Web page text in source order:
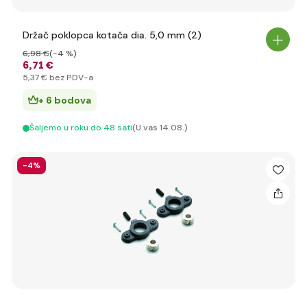
Držač poklopca kotača dia. 5,0 mm (2)
6,71 €
6,98 €(-4 %)
5,37 € bez PDV-a
+ 6 bodova
Šaljemo u roku do 48 sati(U vas 14.08.)
-4%